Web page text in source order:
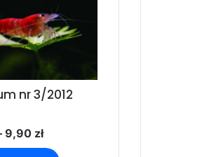
nr 3/2012
9,90 złZakres
cen:Ten